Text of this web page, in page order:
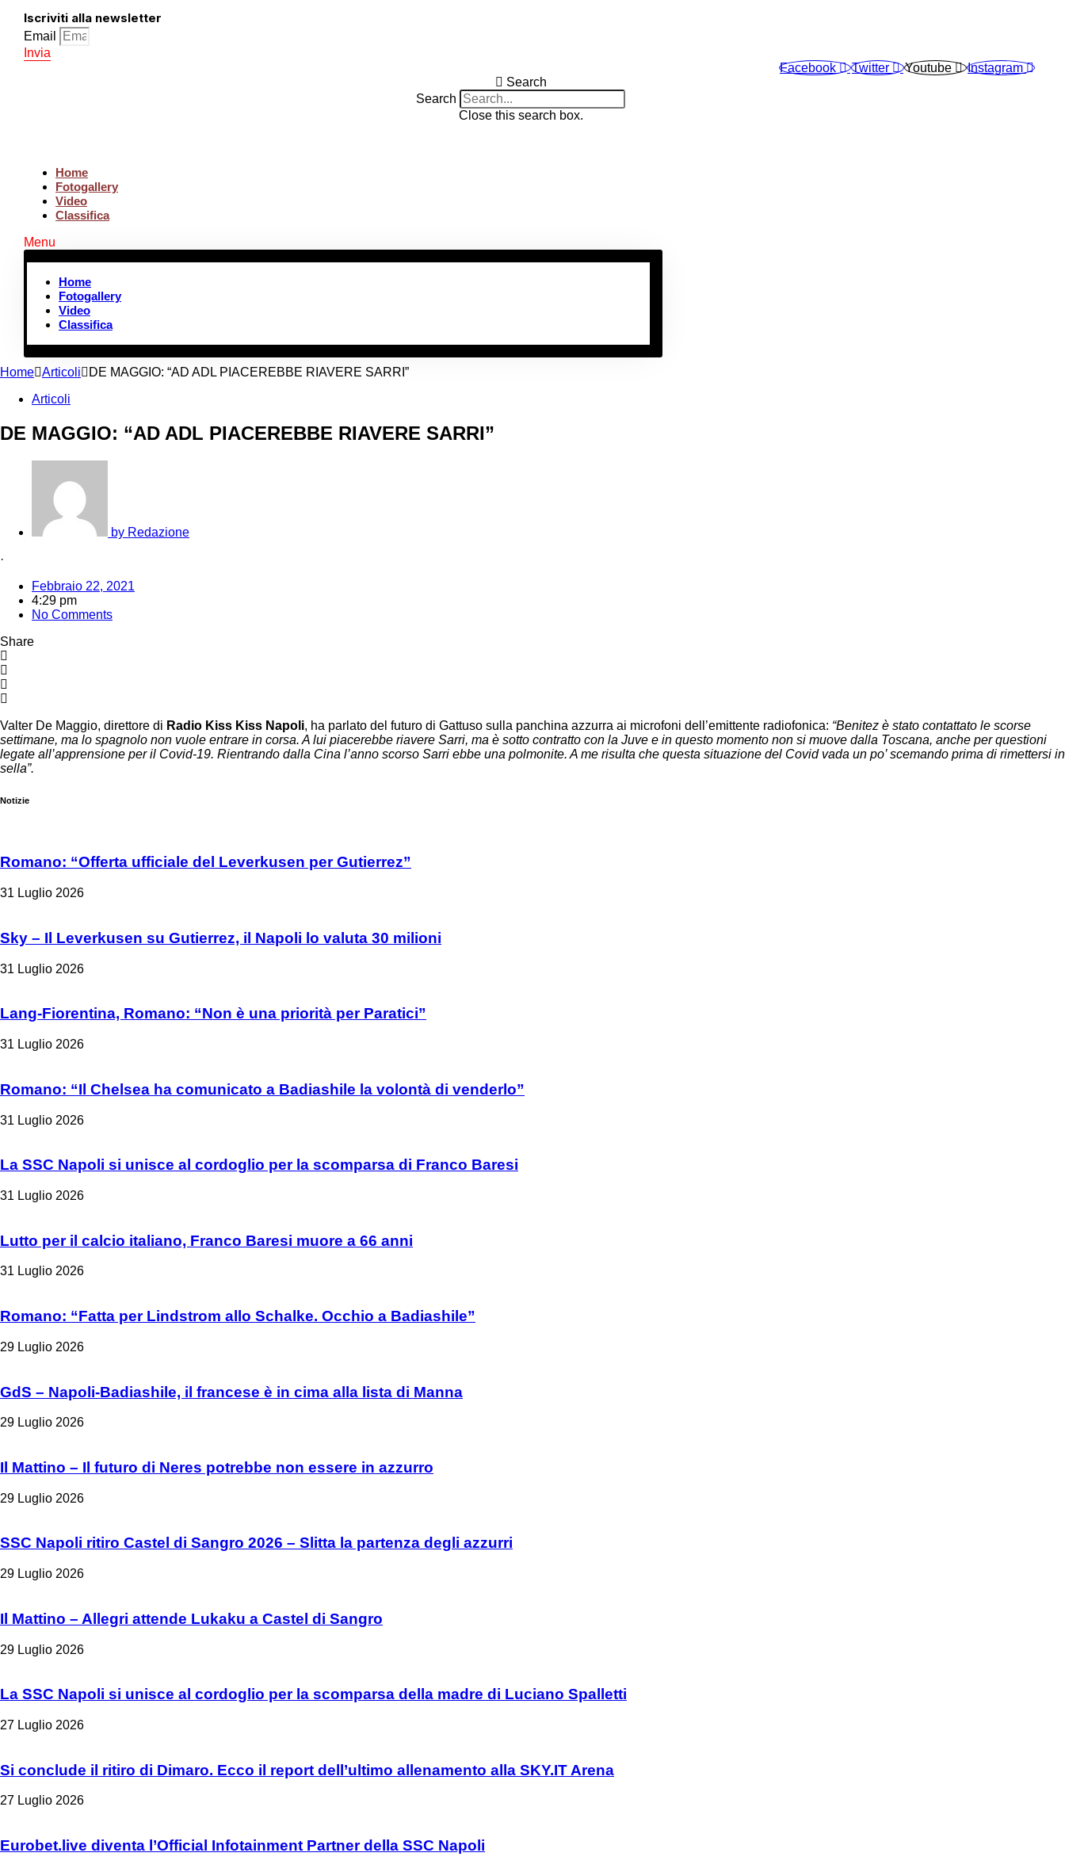
contenuto
Iscriviti alla newsletter
Email
Invia
Facebook
Twitter Youtube
Instagram
Search
Search
Close this search box.
Home
Fotogallery
Video
Classifica
Menu
Home
Fotogallery
Video
Classifica
Home Articoli
DE MAGGIO: “AD ADL PIACEREBBE RIAVERE SARRI”
Articoli
DE MAGGIO: “AD ADL PIACEREBBE RIAVERE SARRI”
by Redazione
·
Febbraio 22, 2021
4:29 pm
No Comments
Share
Valter De Maggio, direttore di Radio Kiss Kiss Napoli, ha parlato del futuro di Gattuso sulla panchina azzurra ai microfoni dell’emittente radiofonica: “Benitez è stato contattato le scorse
settimane, ma lo spagnolo non vuole entrare in corsa. A lui piacerebbe riavere Sarri, ma è sotto contratto con la Juve e in questo momento non si muove dalla Toscana, anche per questioni
legate all’apprensione per il Covid-19. Rientrando dalla Cina l’anno scorso Sarri ebbe una polmonite. A me risulta che questa situazione del Covid vada un po’ scemando prima di rimettersi in
sella”.
Notizie
Romano: “Offerta ufficiale del Leverkusen per Gutierrez”
31 Luglio 2026
Sky – Il Leverkusen su Gutierrez, il Napoli lo valuta 30 milioni
31 Luglio 2026
Lang-Fiorentina, Romano: “Non è una priorità per Paratici”
31 Luglio 2026
Romano: “Il Chelsea ha comunicato a Badiashile la volontà di venderlo”
31 Luglio 2026
La SSC Napoli si unisce al cordoglio per la scomparsa di Franco Baresi
31 Luglio 2026
Lutto per il calcio italiano, Franco Baresi muore a 66 anni
31 Luglio 2026
Romano: “Fatta per Lindstrom allo Schalke. Occhio a Badiashile”
29 Luglio 2026
GdS – Napoli-Badiashile, il francese è in cima alla lista di Manna
29 Luglio 2026
Il Mattino – Il futuro di Neres potrebbe non essere in azzurro
29 Luglio 2026
SSC Napoli ritiro Castel di Sangro 2026 – Slitta la partenza degli azzurri
29 Luglio 2026
Il Mattino – Allegri attende Lukaku a Castel di Sangro
29 Luglio 2026
La SSC Napoli si unisce al cordoglio per la scomparsa della madre di Luciano Spalletti
27 Luglio 2026
Si conclude il ritiro di Dimaro. Ecco il report dell’ultimo allenamento alla SKY.IT Arena
27 Luglio 2026
Eurobet.live diventa l’Official Infotainment Partner della SSC Napoli